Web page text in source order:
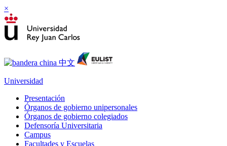
×
Universidad
Presentación
Órganos de gobierno unipersonales
Órganos de gobierno colegiados
Defensoría Universitaria
Campus
Facultades y Escuelas